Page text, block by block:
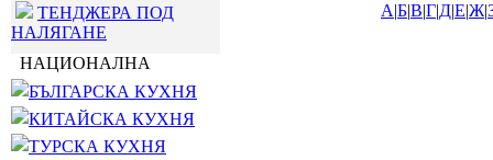
ТЕНДЖЕРА ПОД
НАЛЯГАНЕ
НАЦИОНАЛНА
БЪЛГАРСКА КУХНЯ
КИТАЙСКА КУХНЯ
ТУРСКА КУХНЯ
А|Б|В|Г|Д|Е|Ж|